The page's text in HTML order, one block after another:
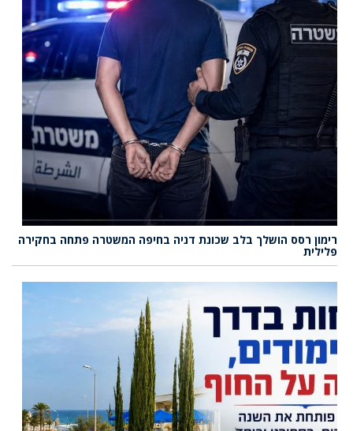
רימון רסס הושלך בלב שכונת דניה בחיפה המשטרה פתחה בחקירה
פלילית